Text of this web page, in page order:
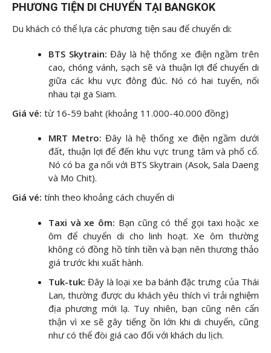
PHƯƠNG TIỆN DI CHUYỂN TẠI BANGKOK
Du khách có thể lựa các phương tiện sau để chuyển di:
BTS Skytrain: Đây là hệ thống xe điện ngầm trên
cao, chóng vánh, sạch sẽ và thuận lợi để chuyển di
giữa các khu vực đông đúc. Nó có hai tuyến, nối
nhau tại ga Siam.
Giá vé: từ 16-59 baht (khoảng 11.000-40.000 đồng)
MRT Metro: Đây là hệ thống xe điện ngầm dưới
đất, thuận lợi để đến khu vực trung tâm và phố cổ.
Nó có ba ga nối với BTS Skytrain (Asok, Sala Daeng
và Mo Chit).
Giá vé: tính theo khoảng cách chuyển di
Taxi và xe ôm: Bạn cũng có thể gọi taxi hoặc xe
ôm để chuyển di cho linh hoạt. Xe ôm thường
không có đồng hồ tính tiền và bạn nên thương thảo
giá trước khi xuất hành.
Tuk-tuk: Đây là loại xe ba bánh đặc trưng của Thái
Lan, thường được du khách yêu thích vì trải nghiệm
địa phương mới lạ. Tuy nhiên, bạn cũng nên cẩn
thận vì xe sẽ gây tiếng ồn lớn khi di chuyển, cũng
như có thể đòi giá cao đối với khách du lịch.